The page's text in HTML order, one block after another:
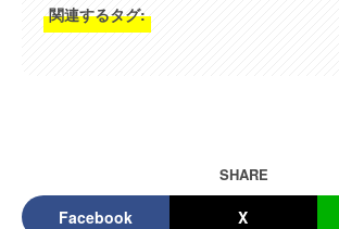
関連するタグ:
SHARE
Facebook X